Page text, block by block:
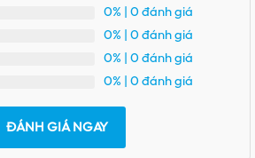
0% | 0 đánh giá
0% | 0 đánh giá
0% | 0 đánh giá
0% | 0 đánh giá
ĐÁNH GIÁ NGAY